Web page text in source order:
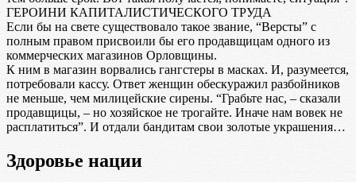
ГЕРОИНИ КАПИТАЛИСТИЧЕСКОГО ТРУДА
Если бы на свете существовало такое звание, “Версты” с
полным правом присвоили бы его продавщицам одного из
коммерческих магазинов Орловщины.
К ним в магазин ворвались гангстеры в масках. И, разумеется,
потребовали кассу. Ответ женщин обескуражил разбойников
не меньше, чем милицейские сирены. “Грабьте нас, – сказали
продавщицы, – но хозяйское не трогайте. Иначе нам вовек не
расплатиться”. И отдали бандитам свои золотые украшения…
Здоровье нации